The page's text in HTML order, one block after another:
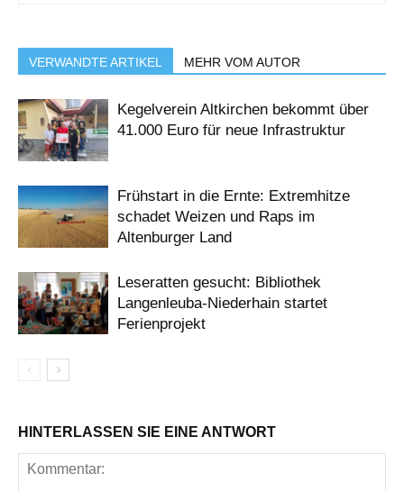
VERWANDTE ARTIKEL MEHR VOM AUTOR
Kegelverein Altkirchen bekommt über
41.000 Euro für neue Infrastruktur
Frühstart in die Ernte: Extremhitze
schadet Weizen und Raps im
Altenburger Land
Leseratten gesucht: Bibliothek
Langenleuba-Niederhain startet
Ferienprojekt
HINTERLASSEN SIE EINE ANTWORT